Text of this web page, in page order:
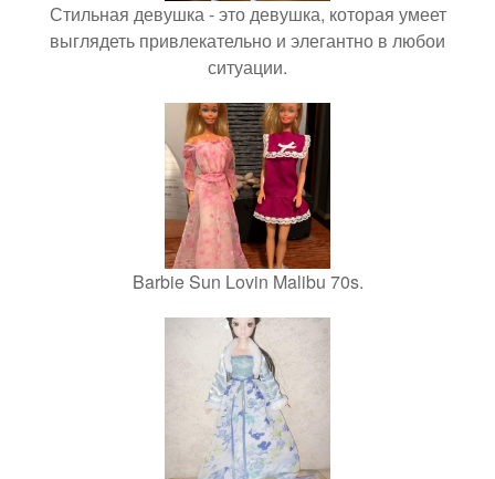
Стильная девушка - это девушка, которая умеет
выглядеть привлекательно и элегантно в любои
ситуации.
Barbie Sun Lovin Malibu 70s.